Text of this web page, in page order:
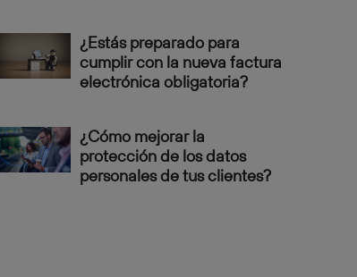
¿Estás preparado para
cumplir con la nueva factura
electrónica obligatoria?
¿Cómo mejorar la
protección de los datos
personales de tus clientes?